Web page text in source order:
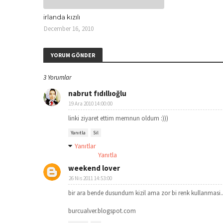
irlanda kızılı
December 16, 2010
YORUM GÖNDER
3 Yorumlar
nabrut fıdıllıoğlu
19 Ara 2010 14:00:00
linki ziyaret ettim memnun oldum :)))
Yanıtla Sil
Yanıtlar
Yanıtla
weekend lover
26 Nis 2011 14:53:00
bir ara bende dusundum kizil ama zor bi renk
burcualver.blogspot.com